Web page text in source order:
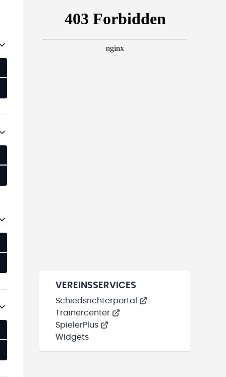
VEREINSSERVICES
Schiedsrichterportal
Trainercenter
SpielerPlus
Widgets